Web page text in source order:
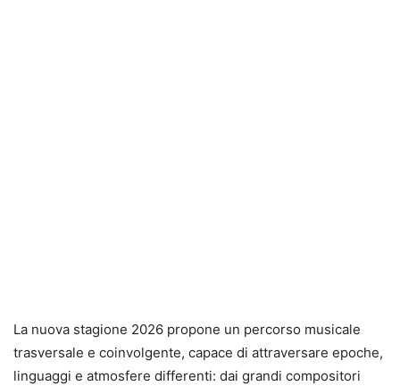
La nuova stagione 2026 propone un percorso musicale
trasversale e coinvolgente, capace di attraversare epoche,
linguaggi e atmosfere differenti: dai grandi compositori